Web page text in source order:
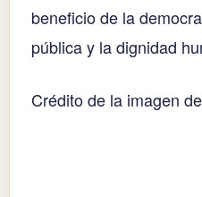
beneficio de la
pública y la dignidad
Crédito de la imagen